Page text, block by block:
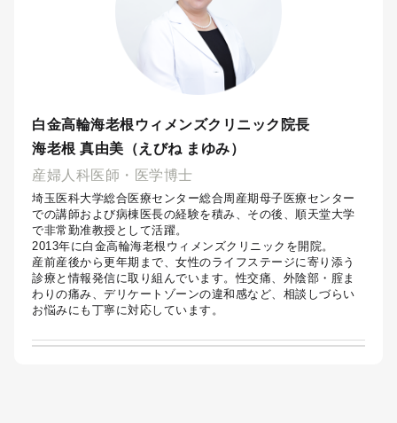
白金高輪海老根ウィメンズクリニック院長
海老根 真由美（えびね まゆみ）
産婦人科医師・医学博士
埼玉医科大学総合医療センター総合周産期母子医療センター
での講師および病棟医長の経験を積み、その後、順天堂大学
で非常勤准教授として活躍。
2013年に白金高輪海老根ウィメンズクリニックを開院。
産前産後から更年期まで、女性のライフステージに寄り添う
診療と情報発信に取り組んでいます。性交痛、外陰部・腟ま
わりの痛み、デリケートゾーンの違和感など、相談しづらい
お悩みにも丁寧に対応しています。